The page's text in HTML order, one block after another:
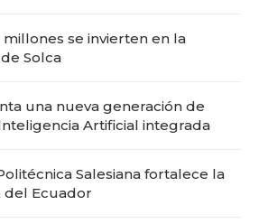
millones se invierten en la
Solca
una nueva generación de
Artificial integrada
Salesiana fortalece la
del Ecuador